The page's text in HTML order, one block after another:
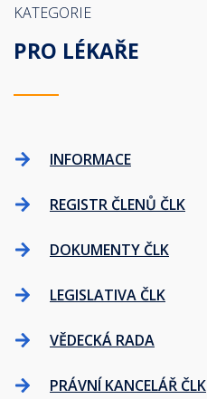
KATEGORIE
PRO LÉKAŘE
INFORMACE
REGISTR ČLENŮ ČLK
DOKUMENTY ČLK
LEGISLATIVA ČLK
VĚDECKÁ RADA
PRÁVNÍ KANCELÁŘ ČLK